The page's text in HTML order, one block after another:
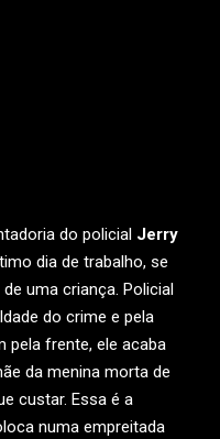
do policial Jerry
dia de trabalho, se
uma criança. Policial
do crime e pela
pela frente, ele acaba
da menina morta de
custar. Essa é a
numa empreitada